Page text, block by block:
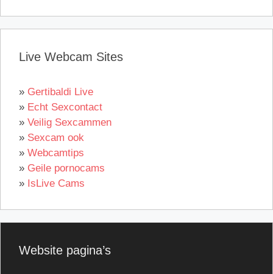
Live Webcam Sites
» Gertibaldi Live
» Echt Sexcontact
» Veilig Sexcammen
» Sexcam ook
» Webcamtips
» Geile pornocams
» IsLive Cams
Website pagina’s